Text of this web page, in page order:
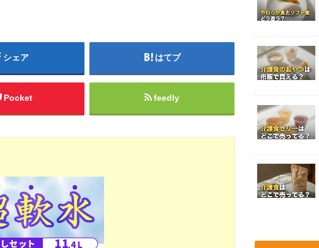
シェア はてブ
Pocket feedly